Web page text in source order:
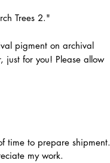
Trees 2."
pigment on archival
just for you! Please allow
time to prepare shipment.
my work.